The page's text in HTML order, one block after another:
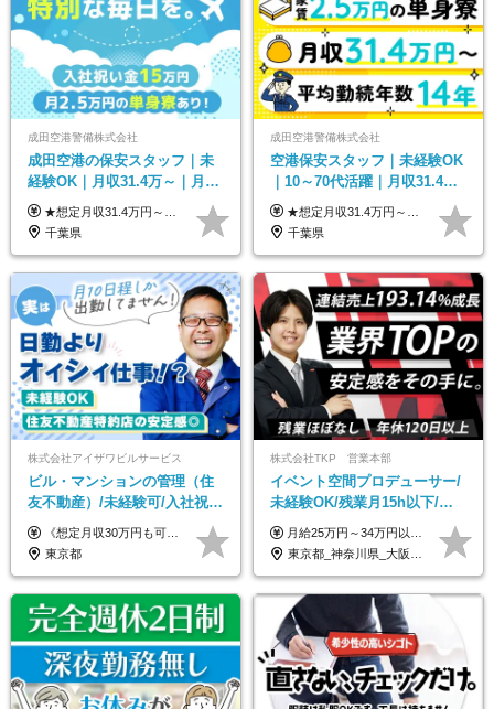
成田空港警備株式会社
成田空港の保安スタッフ｜未
経験OK｜月収31.4万～｜月
2.5万の単身寮｜住宅手当&家
族手当｜入社祝い金15万
★想定月収31.4万円～＋賞与年2回（59万円以上） ★入社お祝い金15万円支給 ★水道+光熱費無料の家賃がリーズナブルな社員寮(単身寮)あり！ ★住宅手当&家族手当あり 月給24万5000円以上(基本給21万1000円＋業務別手当35,000円)＋賞与年2回（賞与支給額：59万円以上を想定）＋残業代全額 ※みなし残業なし！残業代は全額支給します。 ※資格手当・深夜手当など、様々な手当をご用意しています。 ※入社お祝い金は１か月経過後、3ヶ月経過後、6ヶ月経過後に各5万円ずつ給与に加算して支給いたします。 ※指定の検定資格をお持ちの方には別途手当を支給します。入社後に取得した場合は給与に加算し支給します。 ・施設警備 1級7,000円 2級4,000円 ・交通誘導 1級7,000円 2級4,000円 ・雑踏警備 1級7,000円 2級4,000円 など
千葉県
成田空港警備株式会社
空港保安スタッフ｜未経験OK
｜10～70代活躍｜月収31.4万
&賞与年2回｜家族・住宅手当
｜光熱費0円の単身寮
★想定月収31.4万円～＋賞与年2回（59万円以上） ★入社お祝い金15万円支給 ★水道+光熱費無料の家賃がリーズナブルな社員寮(単身寮)あり！ 月給24万5000円以上(基本給21万1000円＋業務別手当35,000円)＋賞与年2回（賞与支給額：59万円以上を想定）＋残業代全額 ※みなし残業なし！残業代は全額支給します。 ※資格手当・深夜手当など、様々な手当をご用意しています。 ※入社お祝い金は１か月経過後、3ヶ月経過後、6ヶ月経過後に各5万円ずつ給与に加算して支給いたします。 ※指定の検定資格をお持ちの方には別途手当を支給します。入社後に取得した場合は給与に加算し支給します。 ・施設警備 1級7,000円 2級4,000円 ・交通誘導 1級7,000円 2級4,000円 ・雑踏警備 1級7,000円 2級4,000円 など
千葉県
株式会社アイザワビルサービス
ビル・マンションの管理（住
友不動産）/未経験可/入社祝い
金10万円/月収30万円可/40～
50代活躍/S102
《想定月収30万円も可能！/想定年収380万円》 ■月給24万5000円以上＋賞与年2回(2カ月/2025年実績)＋時間外手当＋資格手当＋役職手当＋交通費 ………… ≪昇給、賞与、および各種諸手当について≫ ◇入社お祝い金（10万円 ※3カ月精勤後支給） ◇昇給/年1回 ◇賞与/年2回(2カ月/2025年実績) ◇時間外手当 ◇資格手当 └・ビル設備管理技能士1級（1万円/月） ・ビル設備管理技能士2級（5000円/月） ・建築物環境衛生管理技術者（1万円/月） ・防火管理技能者（3000円/月） ・消防設備士乙4類（3000円/月） 他 ◇役職手当 └・班長/サブリーダー/リーダー（5000円～2万円/月） ◇物件手当（最大2万円 ※物件により異なる） ◇退職金あり ※経験・年齢・能力を考慮した上、当社規定により優遇いたします。 ※3カ月の試用期間あり。その間の給与や福利厚生に差異はありません。 《モデル年収》 ・入社1年/35歳：年収380万円 ・入社3年/38歳：年収400万円
東京都
株式会社TKP 営業本部
イベント空間プロデューサー/
未経験OK/残業月15h以下/豊
富な福利厚生/全国募集/平均有
給取得日数14.9日
月給25万円～34万円以上＋各種手当＋残業代＋賞与年2回（昨年度2～4ヶ月分） 初年度想定年収：350万円～ ＜クラス・経験別の月給目安＞ ■メンバークラス：月給25万円以上 ■店長やSVなどのマネジメント経験者：月給30万円～スタート可 ■リーダークラス：月給34万円以上 ※月給は配属エリア・経験・能力を考慮して決定します（前職の経験・収入をお聞かせください）。 ※上記にはみなし残業手当20～30時間分（メンバー：3万1134円以上、経験5年以上：5万2448円以上、リーダー：5万9441円以上）を含みます。 ※超過分は別途支給いたします。
東京都_神奈川県_大阪府_愛知県_北海道_宮城県_静岡県_京都府_広島県_福岡県